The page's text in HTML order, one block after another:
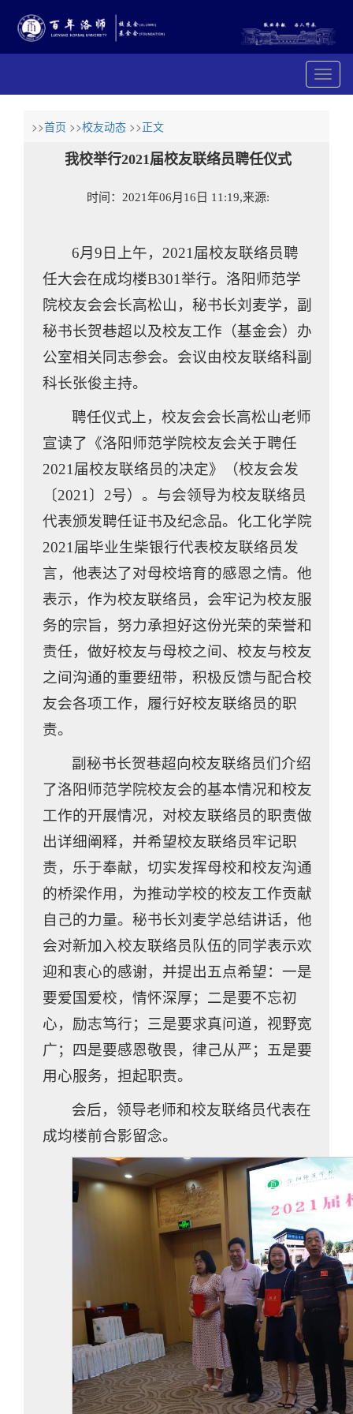
展
开
>>首页 >>校友动态 >>正文
我校举行2021届校友联络员聘任仪式
时间：2021年06月16日 11:19,来源:
6月9日上午，2021届校友联络员聘
任大会在成均楼B301举行。洛阳师范学
院校友会会长高松山，秘书长刘麦学，副
秘书长贺巷超以及校友工作（基金会）办
公室相关同志参会。会议由校友联络科副
科长张俊主持。
聘任仪式上，校友会会长高松山老师
宣读了《洛阳师范学院校友会关于聘任
2021届校友联络员的决定》（校友会发
〔2021〕2号）。与会领导为校友联络员
代表颁发聘任证书及纪念品。化工化学院
2021届毕业生柴银行代表校友联络员发
言，他表达了对母校培育的感恩之情。他
表示，作为校友联络员，会牢记为校友服
务的宗旨，努力承担好这份光荣的荣誉和
责任，做好校友与母校之间、校友与校友
之间沟通的重要纽带，积极反馈与配合校
友会各项工作，履行好校友联络员的职
责。
副秘书长贺巷超向校友联络员们介绍
了洛阳师范学院校友会的基本情况和校友
工作的开展情况，对校友联络员的职责做
出详细阐释，并希望校友联络员牢记职
责，乐于奉献，切实发挥母校和校友沟通
的桥梁作用，为推动学校的校友工作贡献
自己的力量。秘书长刘麦学总结讲话，他
会对新加入校友联络员队伍的同学表示欢
迎和衷心的感谢，并提出五点希望：一是
要爱国爱校，情怀深厚；二是要不忘初
心，励志笃行；三是要求真问道，视野宽
广；四是要感恩敬畏，律己从严；五是要
用心服务，担起职责。
会后，领导老师和校友联络员代表在
成均楼前合影留念。